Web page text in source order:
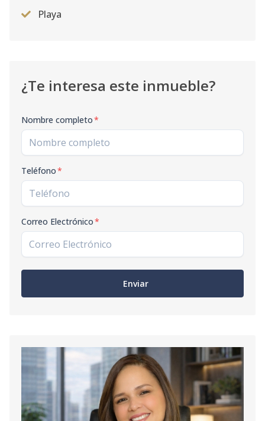
Playa
¿Te interesa este inmueble?
Nombre completo*
Teléfono*
Correo Electrónico*
Enviar